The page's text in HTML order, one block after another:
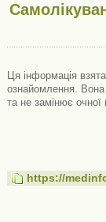
Ця інформація
ознайомлення. Вона
та не замінює очної
https://